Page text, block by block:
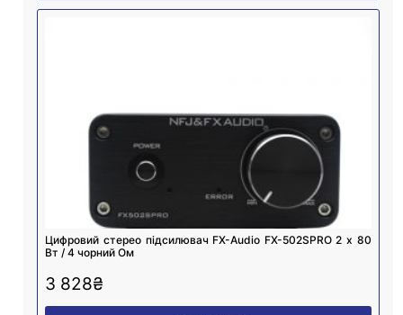
Цифровий стерео підсилювач FX-Audio FX-502SPRO 2 х 80
Вт / 4 чорний Ом
3 828₴